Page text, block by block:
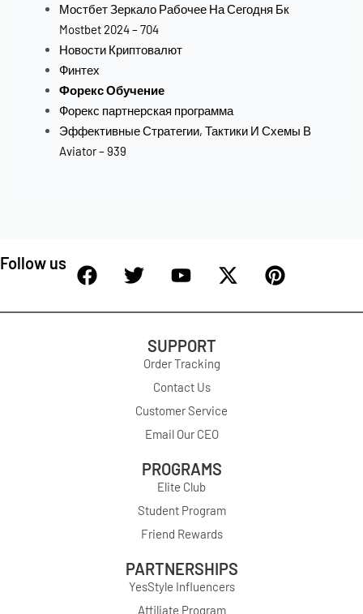
Мостбет Зеркало Рабочее На Сегодня Бк
Mostbet 2024 – 704
Новости Криптовалют
Финтех
Форекс Обучение
Форекс партнерская программа
Эффективные Стратегии, Тактики И Схемы В
Aviator – 939
Follow us
SUPPORT
Order Tracking
Contact Us
Customer Service
Email Our CEO
PROGRAMS
Elite Club
Student Program
Friend Rewards
PARTNERSHIPS
YesStyle Influencers
Affiliate Program